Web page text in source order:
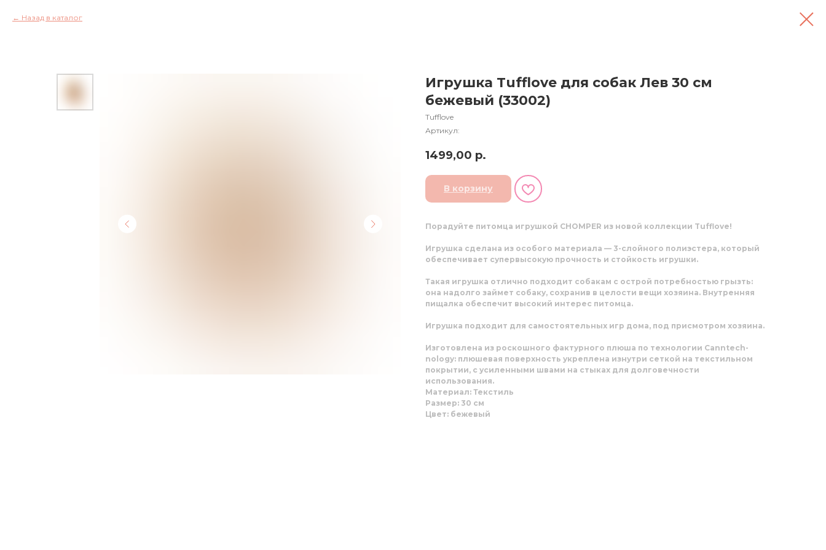
Назад в каталог
Игрушка Tufflove для собак Лев 30 см
бежевый (33002)
Tufflove
Артикул:
1499,00 р.
В корзину
Порадуйте питомца игрушкой CHOMPER из новой коллекции Tufflove!
Игрушка сделана из особого материала — 3-слойного полиэстера, который
обеспечивает супервысокую прочность и стойкость игрушки.
Такая игрушка отлично подходит собакам с острой потребностью грызть:
она надолго займет собаку, сохранив в целости вещи хозяина. Внутренняя
пищалка обеспечит высокий интерес питомца.
Игрушка подходит для самостоятельных игр дома, под присмотром хозяина.
Изготовлена из роскошного фактурного плюша по технологии Canntech-
nology: плюшевая поверхность укреплена изнутри сеткой на текстильном
покрытии, с усиленными швами на стыках для долговечности
использования.
Материал: Текстиль
Размер: 30 см
Цвет: бежевый